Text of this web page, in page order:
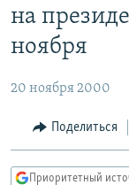
главной
навигации
Вернутся
КУЛЬТУРА
IDEL.РЕАЛИИ
СИБИРЬ.РЕАЛИИ
РАСПИСАНИЕ
на
ноября
20 ноября 2000
Поделиться
Приоритетный